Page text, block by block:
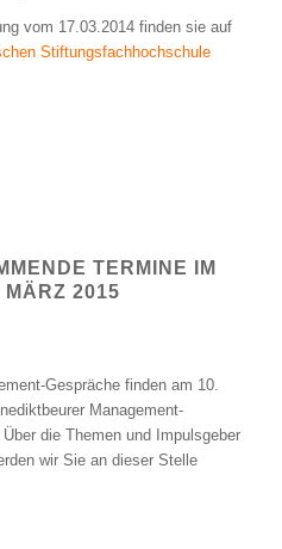
vom 17.03.2014 finden sie auf
Stiftungsfachhochschule
TERMINE IM
2015
Gespräche finden am 10.
Management-
die Themen und Impulsgeber
wir Sie an dieser Stelle